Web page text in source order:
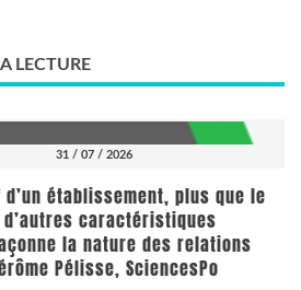
LECTURE
31 / 07 / 2026
établissement, plus que le
caractéristiques
la nature des relations
Pélisse, SciencesPo